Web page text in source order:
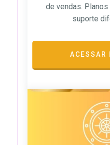
de vendas.
suporte
ACESSAR